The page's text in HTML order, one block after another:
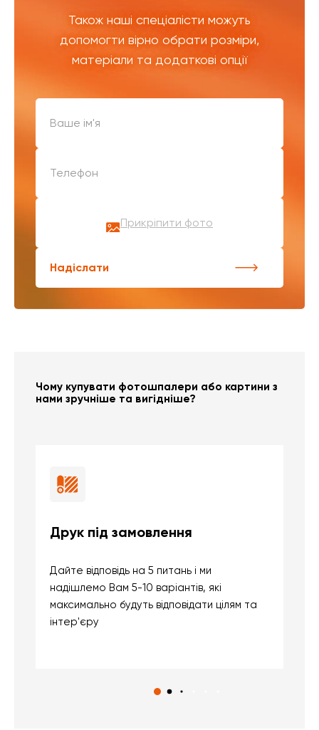
Також наші спеціалісти можуть
допомогти вірно обрати розміри,
матеріали та додаткові опції
Прикріпити фото
Надіслати
Чому купувати фотошпалери або картини з
нами зручніше та вигідніше?
Друк під замовлення
Дайте відповідь на 5 питань і ми
надішлемо Вам 5-10 варіантів, які
максимально будуть відповідати цілям та
інтер'єру